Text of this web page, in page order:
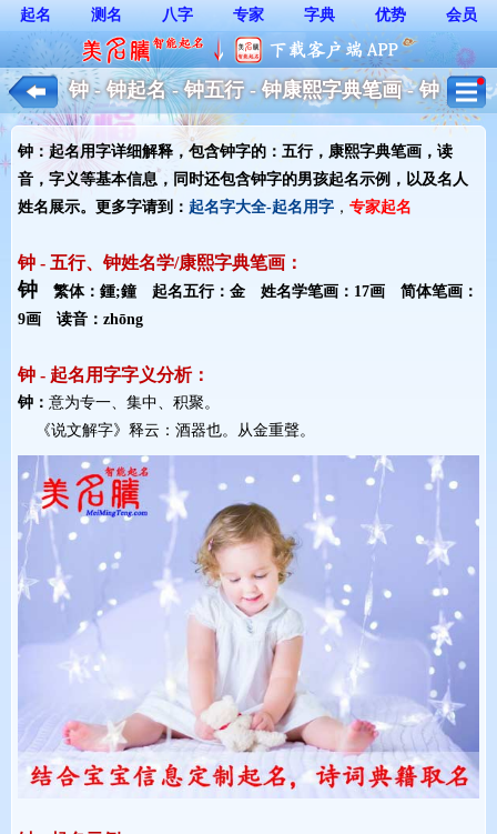
起名 测名 八字 专家 字典 优势 会员
钟 - 钟起名 - 钟五行 - 钟康熙字典笔画 - 钟
起名用字解释 - 男孩起名
钟：起名用字详细解释，包含钟字的：五行，康熙字典笔画，读
音，字义等基本信息，同时还包含钟字的男孩起名示例，以及名人
姓名展示。更多字请到： 起名字大全-起名用字 ， 专家起名
钟 - 五行、钟姓名学/康熙字典笔画：
钟 繁体：鍾;鐘 起名五行：金 姓名学笔画：17画 简体笔画：
9画 读音：zhōng
钟 - 起名用字字义分析：
钟： 意为专一、集中、积聚。
《说文解字》释云：酒器也。从金重聲。